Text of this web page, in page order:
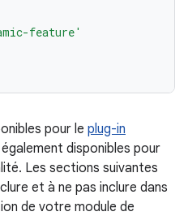
feature'
pour le plug-in
disponibles pour
Les sections suivantes
et à ne pas inclure dans
de votre module de